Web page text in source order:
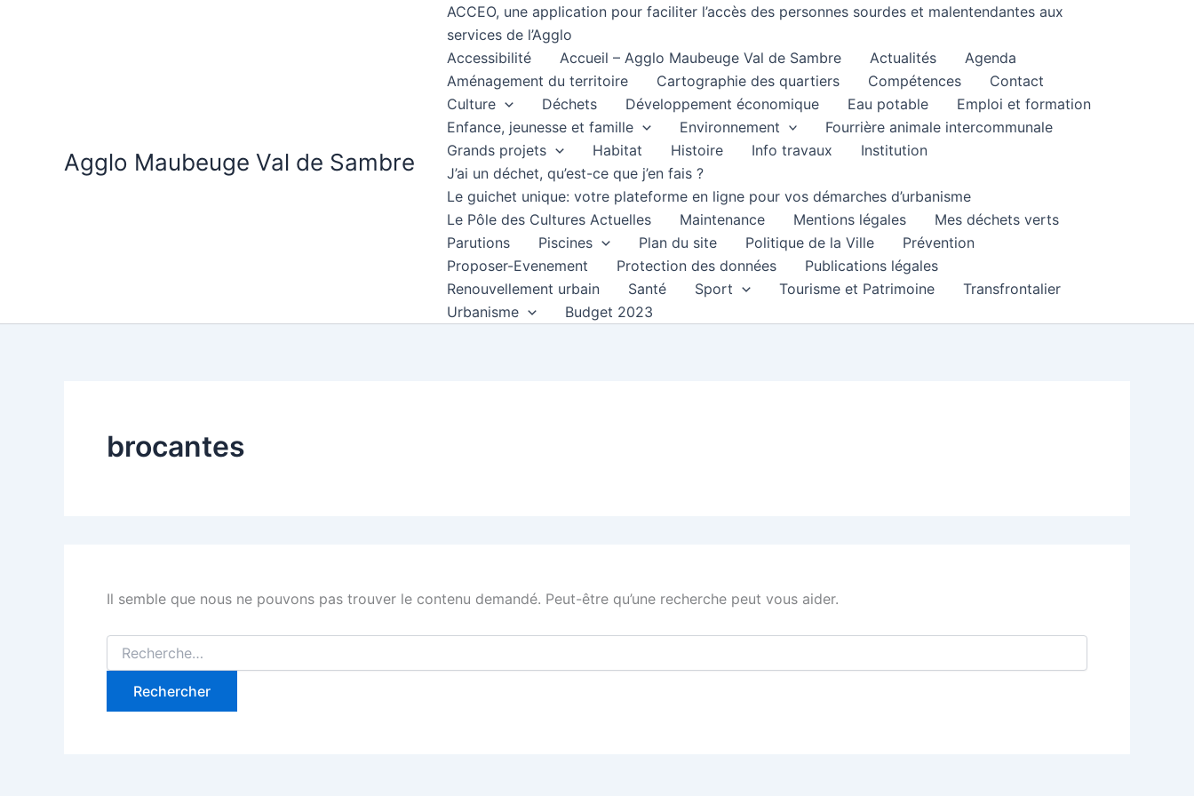
Agglo Maubeuge Val de Sambre
ACCEO, une application pour faciliter l’accès des personnes sourdes et malentendantes aux
services de l’Agglo
Accessibilité
Accueil – Agglo Maubeuge Val de Sambre Actualités
Agenda
Aménagement du territoire
Cartographie des quartiers Compétences
Contact
Culture
Déchets Développement économique Eau potable
Emploi et formation
Enfance, jeunesse et famille
Environnement
Fourrière animale intercommunale
Grands projets
Habitat Histoire Info travaux
Institution
J’ai un déchet, qu’est-ce que j’en fais ?
Le guichet unique: votre plateforme en ligne pour vos démarches d’urbanisme
Le Pôle des Cultures Actuelles
Maintenance Mentions légales
Mes déchets verts
Parutions
Piscines Plan du site Politique de la Ville
Prévention
Proposer-Evenement
Protection des données
Publications légales
Renouvellement urbain
Santé Sport Tourisme et Patrimoine
Transfrontalier
Urbanisme
Budget 2023
brocantes
Il semble que nous ne pouvons pas trouver le contenu demandé. Peut-être qu’une recherche peut vous aider.
Rechercher :